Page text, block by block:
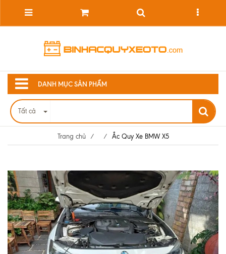
DANH MỤC SẢN PHẨM
Tất cả
Trang chủ / / Ắc Quy Xe BMW X5